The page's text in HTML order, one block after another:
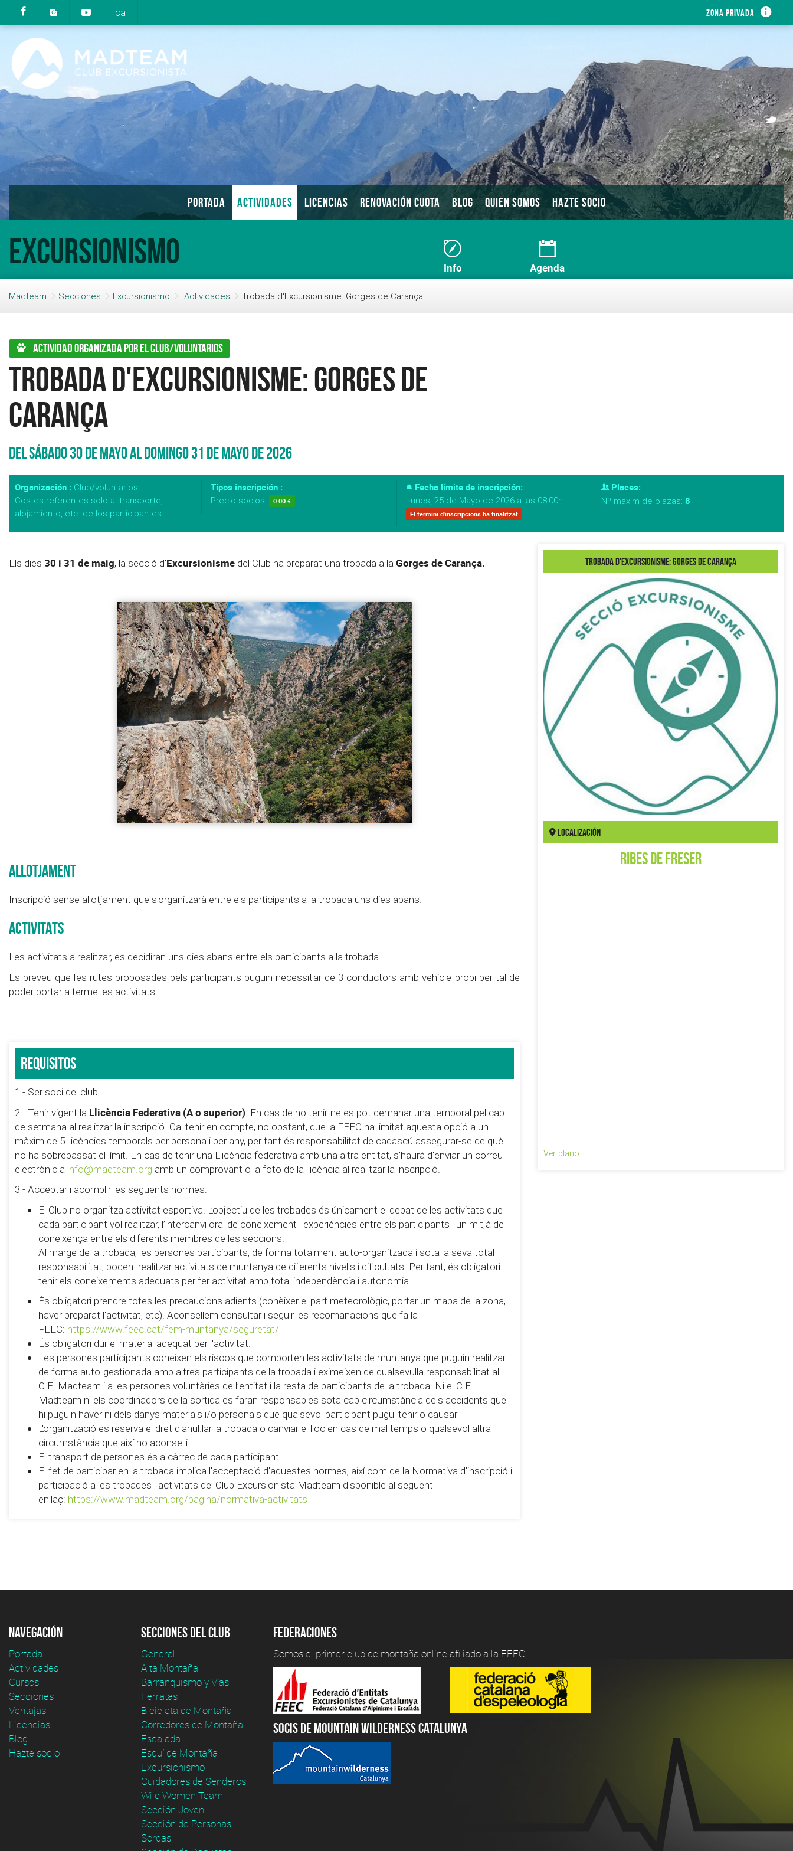
ca Zona privada
PORTADA ACTIVIDADES LICENCIAS RENOVACIÓN CUOTA BLOG QUIEN SOMOS HAZTE SOCIO
Excursionismo Info Agenda
Madteam Secciones Excursionismo Actividades Trobada d'Excursionisme: Gorges de Carança
Actividad organizada por el club/voluntarios
Trobada d'Excursionisme: Gorges de
Carança
Del Sábado 30 de Mayo al Domingo 31 de Mayo de 2026
Organización : Club/voluntarios
Costes referentes solo al transporte,
alojamiento, etc. de los participantes.
Tipos inscripción :
Precio socios: 0.00 €
Fecha límite de inscripción:
Lunes, 25 de Mayo de 2026 a las 08:00h
El termini d'inscripcions ha finalitzat
Places:
Nº máxim de plazas: 8
Els dies 30 i 31 de maig, la secció d'Excursionisme del Club ha preparat una trobada a laGorges de Carança.
ALLOTJAMENT
Inscripció sense allotjament que s'organitzarà entre els participants a la trobada uns dies abans.
ACTIVITATS
Les activitats a realitzar, es decidiran uns dies abans entre els participants a la trobada.
Es preveu que les rutes proposades pels participants puguin necessitar de 3 conductors amb vehícle propi per tal de
poder portar a terme les activitats.
Requisitos
1 - Ser soci del club.
2 - Tenir vigent la Llicència Federativa (A o superior). En cas de no tenir-ne es pot demanar una temporal pel cap
de setmana al realitzar la inscripció. Cal tenir en compte, no obstant, que la FEEC ha limitat aquesta opció a un
màxim de 5 llicències temporals per persona i per any, per tant és responsabilitat de cadascú assegurar-se de què
no ha sobrepassat el límit. En cas de tenir una Llicència federativa amb una altra entitat, s'haurà d'enviar un correu
electrònic a info@madteam.org amb un comprovant o la foto de la llicència al realitzar la inscripció.
3 - Acceptar i acomplir les següents normes:
El Club no organitza activitat esportiva. L’objectiu de les trobades és únicament el debat de les activitats que
cada participant vol realitzar, l’intercanvi oral de coneixement i experiències entre els participants i un mitjà de
coneixença entre els diferents membres de les seccions.
Al marge de la trobada, les persones participants, de forma totalment auto-organitzada i sota la seva total
responsabilitat, poden realitzar activitats de muntanya de diferents nivells i dificultats. Per tant, és obligatori
tenir els coneixements adequats per fer activitat amb total independència i autonomia.
És obligatori prendre totes les precaucions adients (conèixer el part meteorològic, portar un mapa de la zona,
haver preparat l'activitat, etc). Aconsellem consultar i seguir les recomanacions que fa la
FEEC: https://www.feec.cat/fem-muntanya/seguretat/
És obligatori dur el material adequat per l'activitat.
Les persones participants coneixen els riscos que comporten les activitats de muntanya que puguin realitzar
de forma auto-gestionada amb altres participants de la trobada i eximeixen de qualsevulla responsabilitat al
C.E. Madteam i a les persones voluntàries de l’entitat i la resta de participants de la trobada. Ni el C.E.
Madteam ni els coordinadors de la sortida es faran responsables sota cap circumstància dels accidents que
hi puguin haver ni dels danys materials i/o personals que qualsevol participant pugui tenir o causar
L'organització es reserva el dret d'anul.lar la trobada o canviar el lloc en cas de mal temps o qualsevol altra
circumstància que així ho aconselli.
El transport de persones és a càrrec de cada participant.
El fet de participar en la trobada implica l'acceptació d'aquestes normes, així com de la Normativa d'inscripció i
participació a les trobades i activitats del Club Excursionista Madteam disponible al següent
enllaç: https://www.madteam.org/pagina/normativa-activitats
Trobada d'Excursionisme: Gorges de Carança
Localización
Ribes de Freser
Ver plano
Navegación
Portada
Actividades
Cursos
Secciones
Ventajas
Licencias
Blog
Hazte socio
Secciones del club
General
Alta Montaña
Barranquismo y Vías
Ferratas
Bicicleta de Montaña
Corredores de Montaña
Escalada
Esquí de Montaña
Excursionismo
Cuidadores de Senderos
Wild Women Team
Sección Joven
Sección de Personas
Sordas
Federaciones
Somos el primer club de montaña online afiliado a la FEEC.
Socis de Mountain Wilderness Catalunya